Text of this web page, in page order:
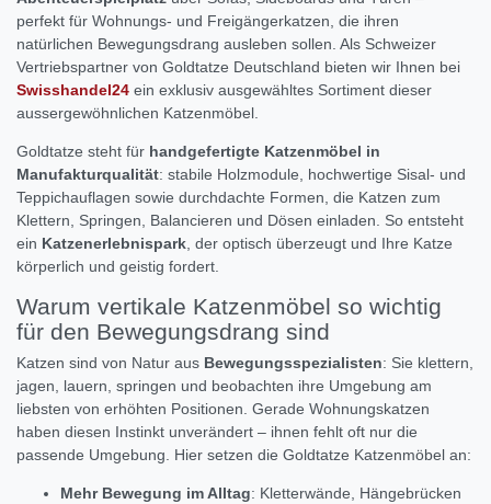
perfekt für Wohnungs- und Freigängerkatzen, die ihren
natürlichen Bewegungsdrang ausleben sollen. Als Schweizer
Vertriebspartner von Goldtatze Deutschland bieten wir Ihnen bei
Swisshandel24 ein exklusiv ausgewähltes Sortiment dieser
aussergewöhnlichen Katzenmöbel.
Goldtatze steht für handgefertigte Katzenmöbel in
Manufakturqualität: stabile Holzmodule, hochwertige Sisal- und
Teppichauflagen sowie durchdachte Formen, die Katzen zum
Klettern, Springen, Balancieren und Dösen einladen. So entsteht
ein Katzenerlebnispark, der optisch überzeugt und Ihre Katze
körperlich und geistig fordert.
Warum vertikale Katzenmöbel so wichtig
für den Bewegungsdrang sind
Katzen sind von Natur aus Bewegungsspezialisten: Sie klettern,
jagen, lauern, springen und beobachten ihre Umgebung am
liebsten von erhöhten Positionen. Gerade Wohnungskatzen
haben diesen Instinkt unverändert – ihnen fehlt oft nur die
passende Umgebung. Hier setzen die Goldtatze Katzenmöbel an:
Mehr Bewegung im Alltag: Kletterwände, Hängebrücken